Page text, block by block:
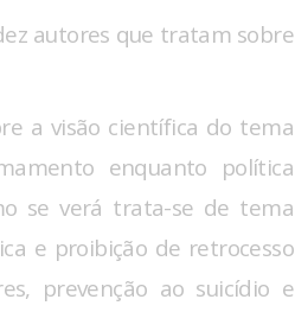
autores que tratam sobre
a visão científica do tema
enquanto política
se verá trata-se de tema
e proibição de retrocesso
prevenção ao suicídio e